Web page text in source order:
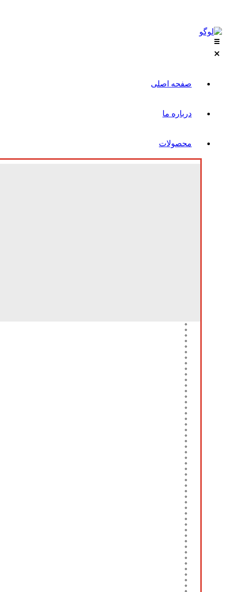
صفحه اصلی
درباره ما
محصولات